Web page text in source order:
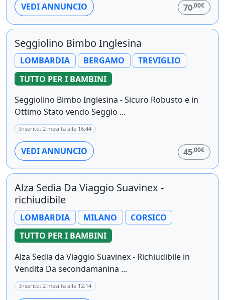
VEDI ANNUNCIO 70,00€
Seggiolino Bimbo Inglesina
LOMBARDIA BERGAMO
TREVIGLIO
TUTTO PER I BAMBINI
Seggiolino Bimbo Inglesina - Sicuro Robusto e in
Ottimo Stato vendo Seggio ...
Inserito: 2 mesi fa alle 16:44
VEDI ANNUNCIO 45,00€
Alza Sedia Da Viaggio Suavinex -
richiudibile
LOMBARDIA MILANO
CORSICO
TUTTO PER I BAMBINI
Alza Sedia da Viaggio Suavinex - Richiudibile in
Vendita Da secondamanina ...
Inserito: 2 mesi fa alle 12:14